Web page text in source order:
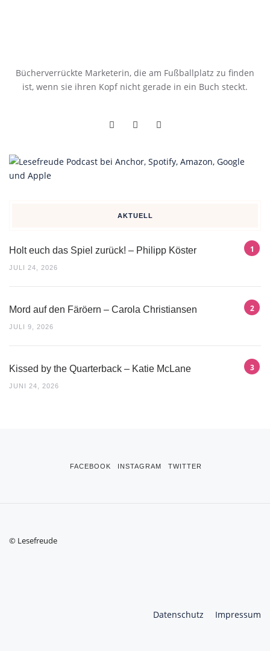
Bücherverrückte Marketerin, die am Fußballplatz zu finden
ist, wenn sie ihren Kopf nicht gerade in ein Buch steckt.
AKTUELL
Holt euch das Spiel zurück! – Philipp Köster
JULI 24, 2026
Mord auf den Färöern – Carola Christiansen
JULI 9, 2026
Kissed by the Quarterback – Katie McLane
JUNI 24, 2026
FACEBOOK INSTAGRAM TWITTER
© Lesefreude
Datenschutz Impressum